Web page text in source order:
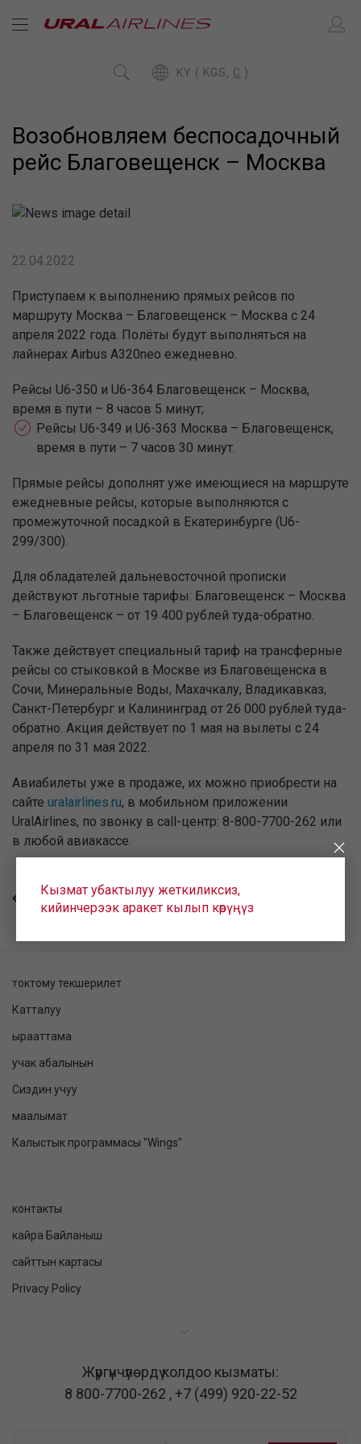
KY ( KGS, C )
Возобновляем беспосадочный
рейс Благовещенск – Москва
22.04.2022
Приступаем к выполнению прямых рейсов по
маршруту Москва – Благовещенск – Москва с 24
апреля 2022 года. Полёты будут выполняться на
лайнерах Airbus A320neo ежедневно.
Рейсы U6-350 и U6-364 Благовещенск – Москва,
время в пути – 8 часов 5 минут;
Рейсы U6-349 и U6-363 Москва – Благовещенск,
время в пути – 7 часов 30 минут.
Прямые рейсы дополнят уже имеющиеся на маршруте
ежедневные рейсы, которые выполняются с
промежуточной посадкой в Екатеринбурге (U6-
299/300).
Для обладателей дальневосточной прописки
действуют льготные тарифы: Благовещенск – Москва
– Благовещенск – от 19 400 рублей туда-обратно.
Также действует специальный тариф на трансферные
рейсы со стыковкой в Москве из Благовещенска в
Сочи, Минеральные Воды, Махачкалу, Владикавказ,
Санкт-Петербург и Калининград от 26 000 рублей туда-
обратно. Акция действует по 1 мая на вылеты с 24
апреля по 31 мая 2022.
Авиабилеты уже в продаже, их можно приобрести на
сайте uralairlines.ru, в мобильном приложении
UralAirlines, по звонку в call-центр: 8-800-7700-262 или
в любой авиакассе.
Кызмат убактылуу жеткиликсиз,
кийинчерээк аракет кылып көрүңүз
токтому текшерилет
Катталуу
ырааттама
учак абалынын
Сиздин учуу
маалымат
Калыстык программасы "Wings"
контакты
кайра Байланыш
сайттын картасы
Privacy Policy
Жүргүнчүлөрдү колдоо кызматы:
8 800-7700-262 ,+7 (499) 920-22-52